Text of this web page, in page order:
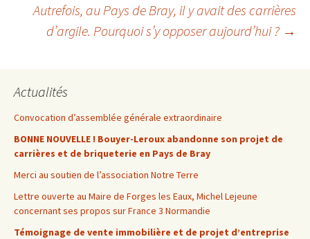
Navigation
articles
Autrefois, au Pays de Bray, il y avait des carrières
d’argile. Pourquoi s’y opposer aujourd’hui ? →
Actualités
Convocation d’assemblée générale extraordinaire
BONNE NOUVELLE ! Bouyer-Leroux abandonne son projet de
carrières et de briqueterie en Pays de Bray
Merci au soutien de l’association Notre Terre
Lettre ouverte au Maire de Forges les Eaux, Michel Lejeune
concernant ses propos sur France 3 Normandie
Témoignage de vente immobilière et de projet d’entreprise